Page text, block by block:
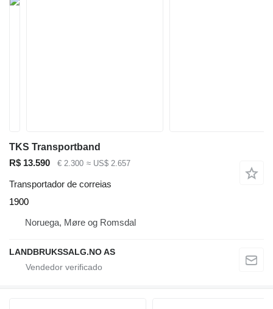
TKS Transportband
R$ 13.590
€ 2.300 ≈ US$ 2.657
Transportador de correias
1900
Noruega, Møre og Romsdal
LANDBRUKSSALG.NO AS